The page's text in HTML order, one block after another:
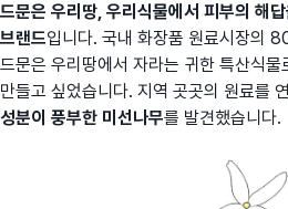
드문은 우리땅, 우리식물에서 피부의 해
브랜드입니다. 국내 화장품 원료시장의
드문은 우리땅에서 자라는 귀한 특산식물
만들고 싶었습니다. 지역 곳곳의 원료를
성분이 풍부한 미선나무를 발견했습니다.